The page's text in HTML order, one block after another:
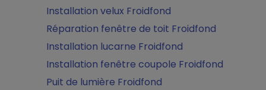
Installation velux Froidfond
Réparation fenêtre de toit Froidfond
Installation lucarne Froidfond
Installation fenêtre coupole Froidfond
Puit de lumière Froidfond